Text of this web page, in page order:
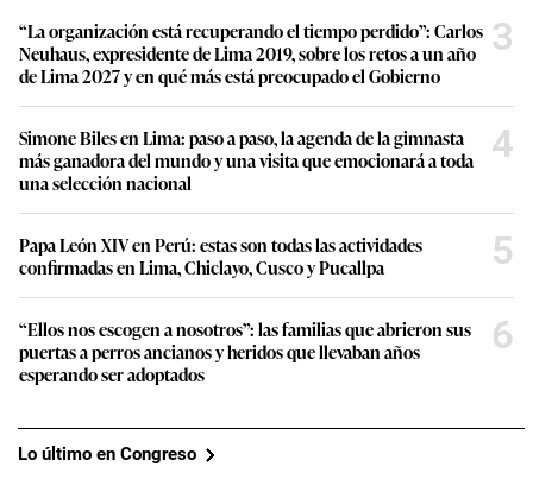
“La organización está recuperando el tiempo perdido”: Carlos
Neuhaus, expresidente de Lima 2019, sobre los retos a un año
de Lima 2027 y en qué más está preocupado el Gobierno
3
Simone Biles en Lima: paso a paso, la agenda de la gimnasta
más ganadora del mundo y una visita que emocionará a toda
una selección nacional
4
Papa León XIV en Perú: estas son todas las actividades
confirmadas en Lima, Chiclayo, Cusco y Pucallpa
5
“Ellos nos escogen a nosotros”: las familias que abrieron sus
puertas a perros ancianos y heridos que llevaban años
esperando ser adoptados
6
Lo último en Congreso